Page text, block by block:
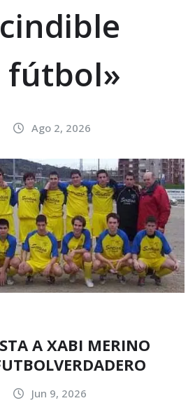
fútbol»
Ago 2, 2026
A XABI MERINO
Jun 9, 2026